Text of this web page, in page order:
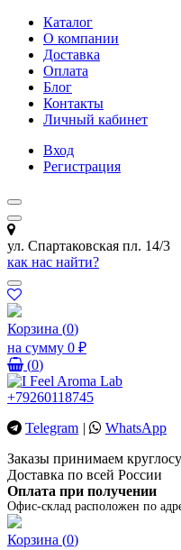
Каталог
О компании
Доставка
Оплата
Блог
Контакты
Личный кабинет
Вход
Регистрация
ул. Спартаковская пл. 14/3
как нас найти?
Корзина (0)
на сумму 0 ₽
(0)
+79260118745
Telegram |
WhatsApp
Заказы принимаем
Доставка по всей России
Оплата при получении
Офис-склад расположен по
Корзина (0)